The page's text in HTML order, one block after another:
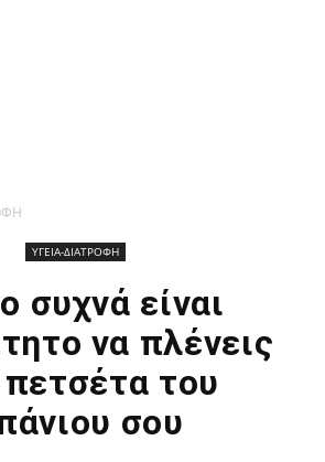
ΥΓΕΙΑ-ΔΙΑΤΡΟΦΗ
συχνά είναι
να πλένεις
του
σου